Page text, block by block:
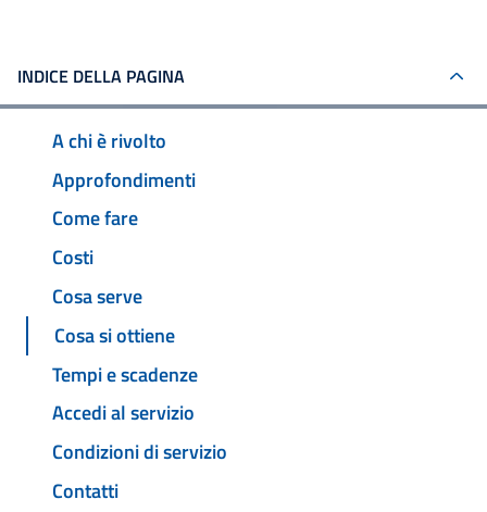
INDICE DELLA PAGINA
A chi è rivolto
Approfondimenti
Come fare
Costi
Cosa serve
Cosa si ottiene
Tempi e scadenze
Accedi al servizio
Condizioni di servizio
Contatti